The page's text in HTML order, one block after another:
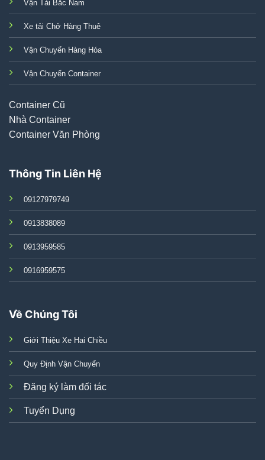
Vận Tải Bắc Nam
Xe tải Chở Hàng Thuê
Vận Chuyển Hàng Hóa
Vận Chuyển Container
Container Cũ
Nhà Container
Container Văn Phòng
Thông Tin Liên Hệ
09127979749
0913838089
0913959585
0916959575
Về Chúng Tôi
Giới Thiệu Xe Hai Chiều
Quy Định Vận Chuyển
Đăng ký làm đối tác
Tuyển Dụng